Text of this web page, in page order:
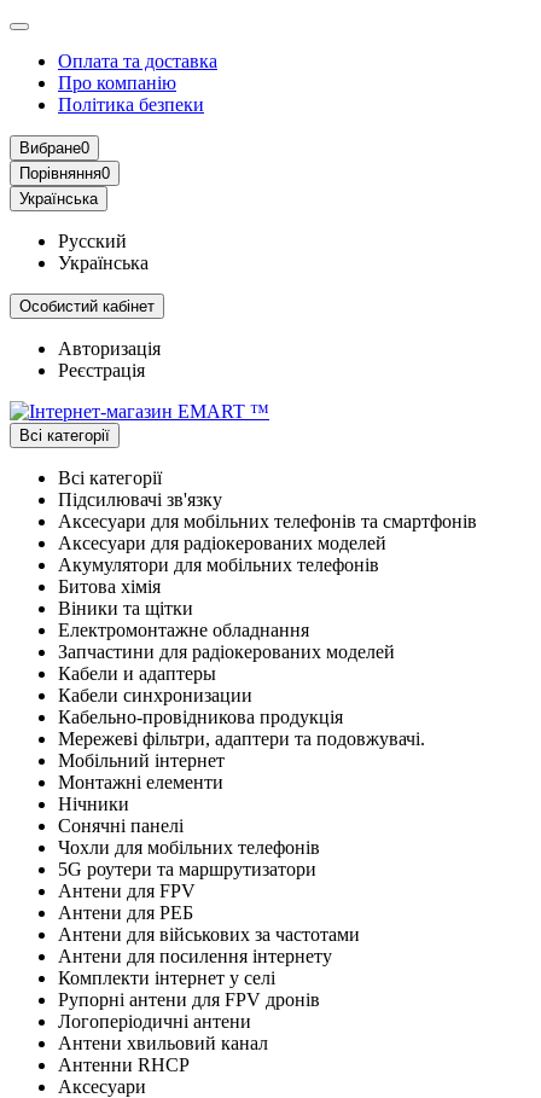
Оплата та доставка
Про компанію
Політика безпеки
Вибране0
Порівняння0
Українська
Русский
Українська
Особистий кабінет
Авторизація
Реєстрація
Всі категорії
Всі категорії
Підсилювачі зв'язку
Аксесуари для мобільних телефонів та смартфонів
Аксесуари для радіокерованих моделей
Акумулятори для мобільних телефонів
Битова хімія
Віники та щітки
Електромонтажне обладнання
Запчастини для радіокерованих моделей
Кабели и адаптеры
Кабели синхронизации
Кабельно-провідникова продукція
Мережеві фільтри, адаптери та подовжувачі.
Мобільний інтернет
Монтажні елементи
Нічники
Сонячні панелі
Чохли для мобільних телефонів
5G роутери та маршрутизатори
Антени для FPV
Антени для РЕБ
Антени для військових за частотами
Антени для посилення інтернету
Комплекти інтернет у селі
Рупорні антени для FPV дронів
Логоперіодичні антени
Антени хвильовий канал
Антенни RHCP
Аксесуари